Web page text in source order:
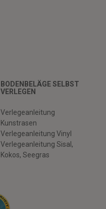
BODENBELÄGE SELBST
VERLEGEN
Verlegeanleitung
Kunstrasen
Verlegeanleitung Vinyl
Verlegeanleitung Sisal,
Kokos, Seegras